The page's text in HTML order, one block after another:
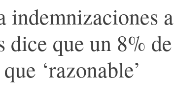
indemnizaciones a
dice que un 8% de
‘razonable’